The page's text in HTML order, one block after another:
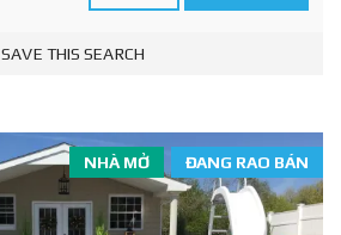
SAVE THIS SEARCH
ĐANG RAO BÁN
NHÀ MỞ